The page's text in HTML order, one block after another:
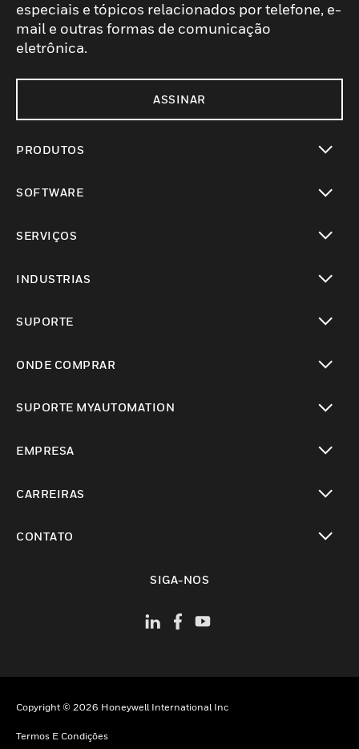
especiais e tópicos relacionados por telefone, e-
mail e outras formas de comunicação
eletrônica.
ASSINAR
PRODUTOS
SOFTWARE
SERVIÇOS
INDUSTRIAS
SUPORTE
ONDE COMPRAR
SUPORTE MYAUTOMATION
EMPRESA
CARREIRAS
CONTATO
SIGA-NOS
Copyright © 2026 Honeywell International Inc
Termos E Condições